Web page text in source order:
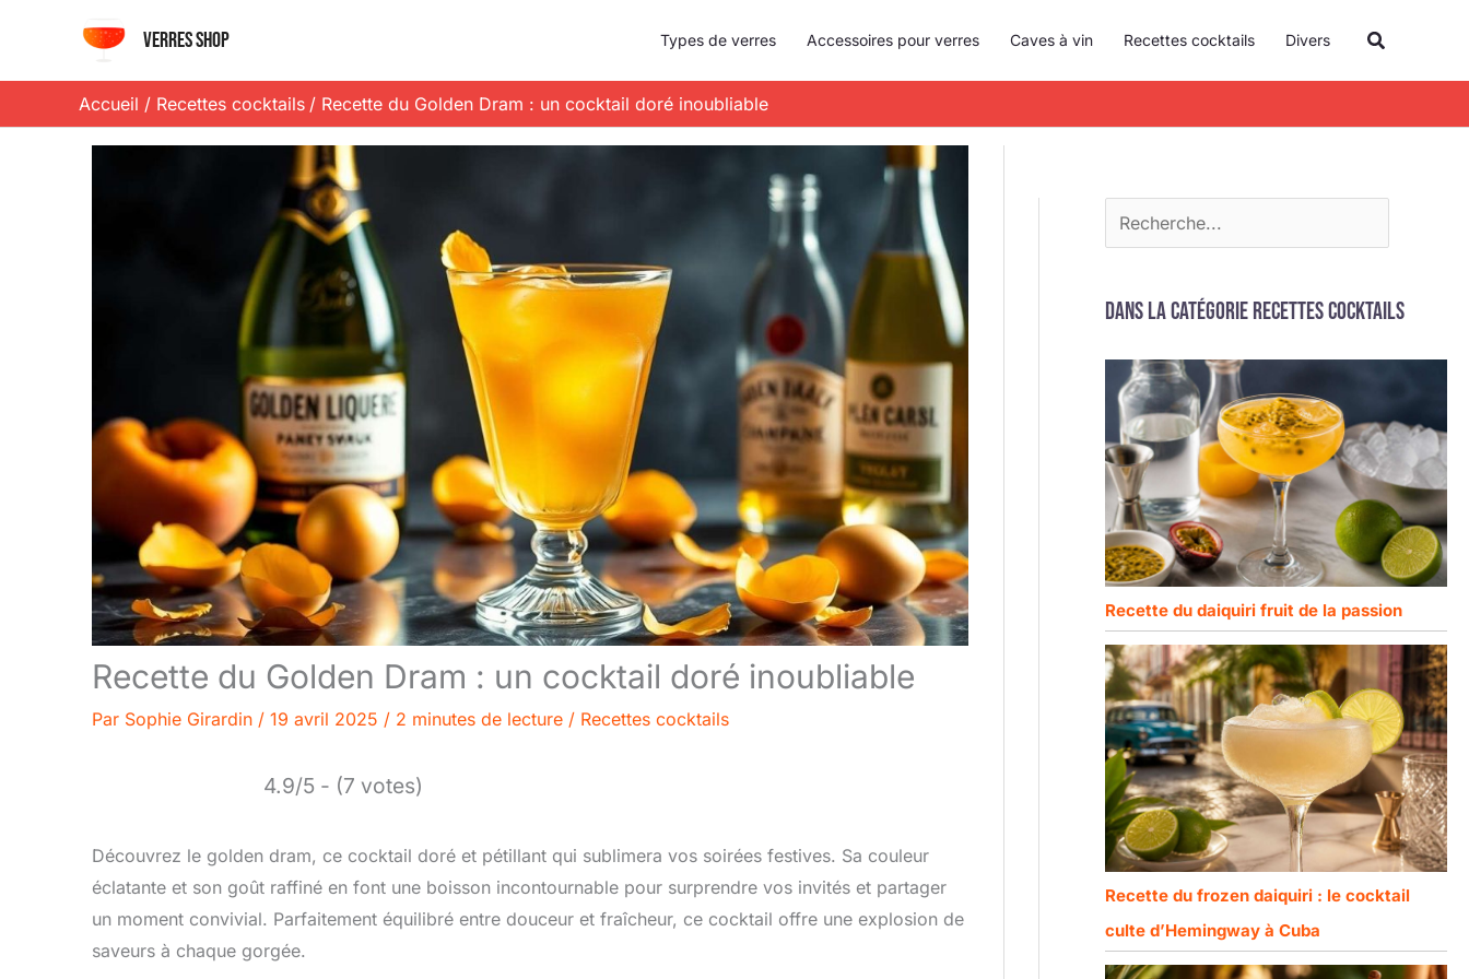
contenu
Verres shop Types de verres Accessoires pour verres Caves à vin Recettes cocktails Divers
Accueil Recettes cocktails Recette du Golden Dram : un cocktail doré inoubliable
Recette du Golden Dram : un cocktail doré inoubliable
Par Sophie Girardin / 19 avril 2025 / 2 minutes de lecture / Recettes cocktails
4.9/5 - (7 votes)
Découvrez le golden dram, ce cocktail doré et pétillant qui sublimera vos soirées festives. Sa couleur
éclatante et son goût raffiné en font une boisson incontournable pour surprendre vos invités et partager
un moment convivial. Parfaitement équilibré entre douceur et fraîcheur, ce cocktail offre une explosion de
saveurs à chaque gorgée.
c
h
e
Dans la catégorie Recettes cocktails
Recette du daiquiri fruit de la passion
Recette du frozen daiquiri : le cocktail
culte d’Hemingway à Cuba